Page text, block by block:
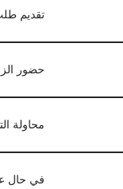
تقديم
حضور
محاولة
في حال